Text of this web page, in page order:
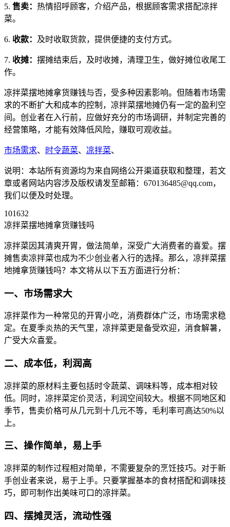
5. 售卖： 热情招呼顾客，介绍产品，根据顾客需求搭配凉拌
菜。
6. 收款： 及时收取货款，提供便捷的支付方式。
7. 收摊： 摆摊结束后，及时收摊，清理卫生，做好摊位收尾工
作。
凉拌菜摆地摊拿货赚钱与否，受多种因素影响。但随着市场需
求的不断扩大和成本的控制，凉拌菜摆地摊仍有一定的盈利空
间。创业者在入行前，应做好充分的市场调研，并制定完善的
经营策略，才能有效降低风险，赚取可观收益。
市场需求、 时令蔬菜、 凉拌菜、
说明：本站所有资源均为来自网络公开渠道获取和整理，若文
章或者网站内容涉及版权请发至邮箱：670136485@qq.com，
我们以便及时处理。
101632
凉拌菜摆地摊拿货赚钱吗
凉拌菜因其清爽开胃，做法简单，深受广大消费者的喜爱。摆
摊售卖凉拌菜也成为不少创业者入行的选择。那么，凉拌菜摆
地摊拿货赚钱吗？本文将从以下五方面进行分析：
一、市场需求大
凉拌菜作为一种常见的开胃小吃，消费群体广泛，市场需求稳
定。在夏季炎热的天气里，凉拌菜更是备受欢迎，消食解暑，
广受大众喜爱。
二、成本低，利润高
凉拌菜的原材料主要包括时令蔬菜、调味料等，成本相对较
低。同时，凉拌菜定价灵活，利润空间较大。根据不同地区和
季节，售卖价格可从几元到十几元不等，毛利率可高达50%以
上。
三、操作简单，易上手
凉拌菜的制作过程相对简单，不需要复杂的烹饪技巧。对于新
手创业者来说，易于上手。只要掌握基本的食材搭配和调味技
巧，即可制作出美味可口的凉拌菜。
四、摆摊灵活，流动性强